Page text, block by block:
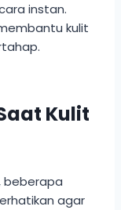
instan.
kulit
Kulit
beberapa
agar